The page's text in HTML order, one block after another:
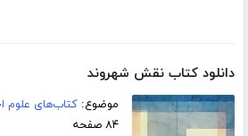
دانلود کتاب نقش شهروند
موضوع:کتاب‌های علوم
۸۴ صفحه